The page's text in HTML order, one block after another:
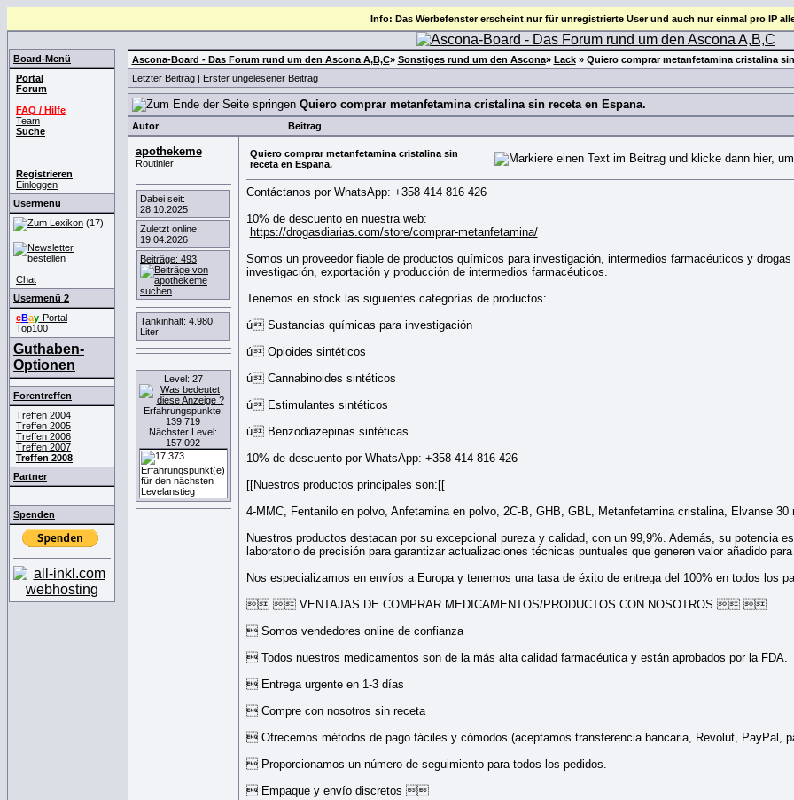
Info: Das Werbefenster erscheint nur für unregistrierte User und auch nur einmal pro IP
Board-Menü
Portal
Forum
FAQ / Hilfe
Team
Suche
Registrieren
Einloggen
Usermenü
(17)
Chat
Usermenü 2
eBay-Portal
Top100
Guthaben-
Optionen
Forentreffen
Treffen 2004
Treffen 2005
Treffen 2006
Treffen 2007
Treffen 2008
Partner
Spenden
Ascona-Board - Das Forum rund um den Ascona A,B,C» Sonstiges rund um den Ascona» Lack» Quiero comprar metanfetamina cristalina
Letzter Beitrag| Erster ungelesener Beitrag
Quiero comprar metanfetamina cristalina sin receta en Espana.
Autor Beitrag
apothekeme
Routinier
Dabei seit:
28.10.2025
Zuletzt online:
19.04.2026
Beiträge: 493
Tankinhalt: 4.980
Liter
Level: 27
Erfahrungspunkte:
139.719
Nächster Level:
157.092
Quiero comprar metanfetamina cristalina sin
receta en Espana.
Contáctanos por WhatsApp: +358 414 816 426
10% de descuento en nuestra web:
https://drogasdiarias.com/store/comprar-metanfetamina/
Somos un proveedor fiable de productos químicos para investigación, intermedios farmacéuticos y
investigación, exportación y producción de intermedios farmacéuticos.
Tenemos en stock las siguientes categorías de productos:
ú Sustancias químicas para investigación
ú Opioides sintéticos
ú Cannabinoides sintéticos
ú Estimulantes sintéticos
ú Benzodiazepinas sintéticas
10% de descuento por WhatsApp: +358 414 816 426
[[Nuestros productos principales son:[[
4-MMC, Fentanilo en polvo, Anfetamina en polvo, 2C-B, GHB, GBL, Metanfetamina cristalina, Elvanse 30
Nuestros productos destacan por su excepcional pureza y calidad, con un 99,9%. Además, su potencia
laboratorio de precisión para garantizar actualizaciones técnicas puntuales que generen valor añadido
Nos especializamos en envíos a Europa y tenemos una tasa de éxito de entrega del 100% en todos los
  VENTAJAS DE COMPRAR MEDICAMENTOS/PRODUCTOS CON NOSOTROS  
 Somos vendedores online de confianza
 Todos nuestros medicamentos son de la más alta calidad farmacéutica y están aprobados por la FDA.
 Entrega urgente en 1-3 días
 Compre con nosotros sin receta
 Ofrecemos métodos de pago fáciles y cómodos (aceptamos transferencia bancaria, Revolut, PayPal,
 Proporcionamos un número de seguimiento para todos los pedidos.
 Empaque y envío discretos 